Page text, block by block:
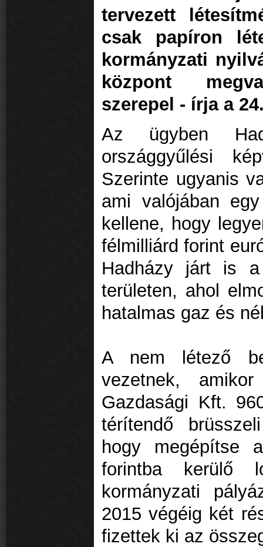
tervezett
csak papíron
kormányzati
központ
szerepel - írja a
Az ügyben
országgyűlési
Szerinte ugyanis
ami valójában
kellene, hogy
félmilliárd forint
Hadházy járt is
területen, ahol
hatalmas gaz és
A nem létező
vezetnek,
Gazdasági Kft.
térítendő
hogy megépítse
forintba kerülő
kormányzati
2015 végéig két
fizettek ki az